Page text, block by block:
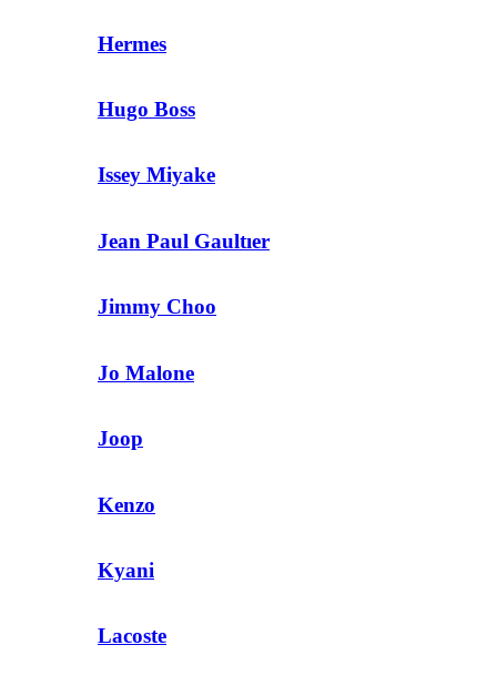
Hermes
Hugo Boss
Issey Miyake
Jean Paul Gaultıer
Jimmy Choo
Jo Malone
Joop
Kenzo
Kyani
Lacoste